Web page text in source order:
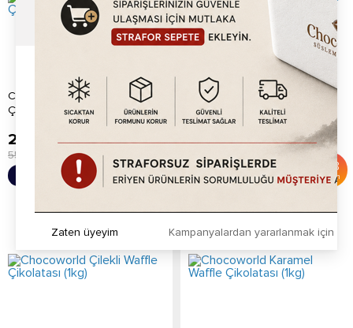
Chocoworld Bitter Waffle
Çikolatası (1kg)
%58
İndirim
229.20TL
550.00
Sepete Ekle
Chocoworld Beyaz Waffle
Çikolatası (1kg)
58
İndirim
189.20TL
450.00 TL
Sepete Ekle
Kampanyalardan yararlanmak için
Zaten üyeyim